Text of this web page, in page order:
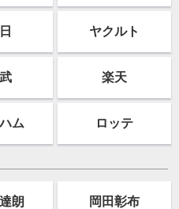
ヤクルト
楽天
ム ロッテ
朗 岡田彰布